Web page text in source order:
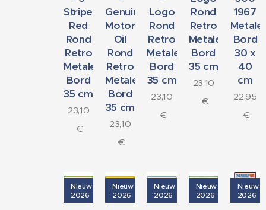
Stripes
Red
Rond
Retro
Metalen
Bord
35 cm
23,10
€
Genuine
Motor
Oil
Rond
Retro
Metalen
Bord
35 cm
23,10
€
Logo
Rond
Retro
Metalen
Bord
35 cm
23,10
€
Rond
Retro
Metalen
Bord
35 cm
23,10
€
1967
Bord
30 x
40
cm
22,95
€
Nieuw
2026
Nieuw
2026
Nieuw
2026
Nieuw
2026
Nieuw
2026